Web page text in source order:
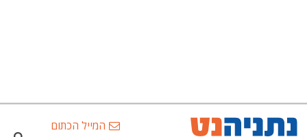
המייל הכתום